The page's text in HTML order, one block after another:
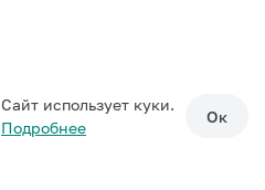
Сайт использует куки.
Подробнее
Ок